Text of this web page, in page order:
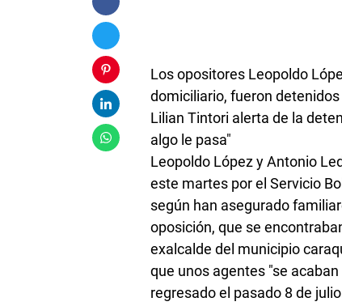
Foto /
Los opositores Leopoldo
domiciliario, fueron
Lilian Tintori alerta de la
algo le pasa"
Leopoldo López y Antonio
este martes por el Servicio
según han asegurado
oposición, que se
exalcalde del municipio
que unos agentes "se
regresado el pasado 8 de